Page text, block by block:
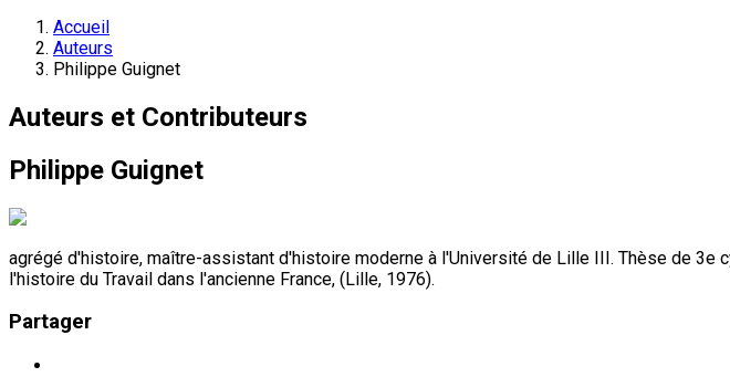
Accueil
Auteurs
Philippe Guignet
Auteurs et Contributeurs
Philippe Guignet
agrégé d'histoire, maître-assistant d'histoire moderne à l'Université de Lille III. Thèse de
l'histoire du Travail dans l'ancienne France, (Lille, 1976).
Partager